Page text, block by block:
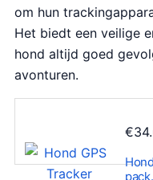
om hun
Het biedt een veilige
hond altijd goed
avonturen.
€